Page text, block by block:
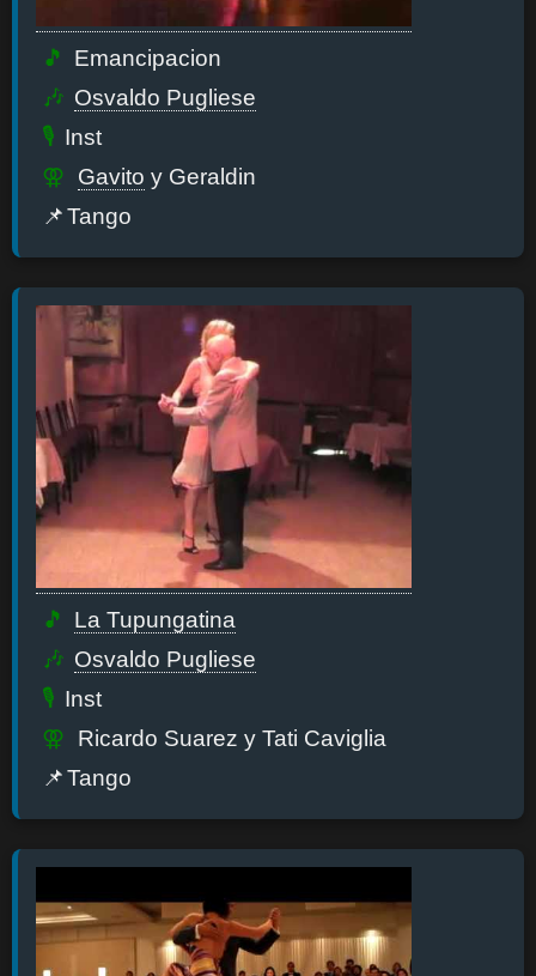
Emancipacion
Osvaldo Pugliese
Inst
Gavito y Geraldin
Tango
La Tupungatina
Osvaldo Pugliese
Inst
Ricardo Suarez y Tati Caviglia
Tango